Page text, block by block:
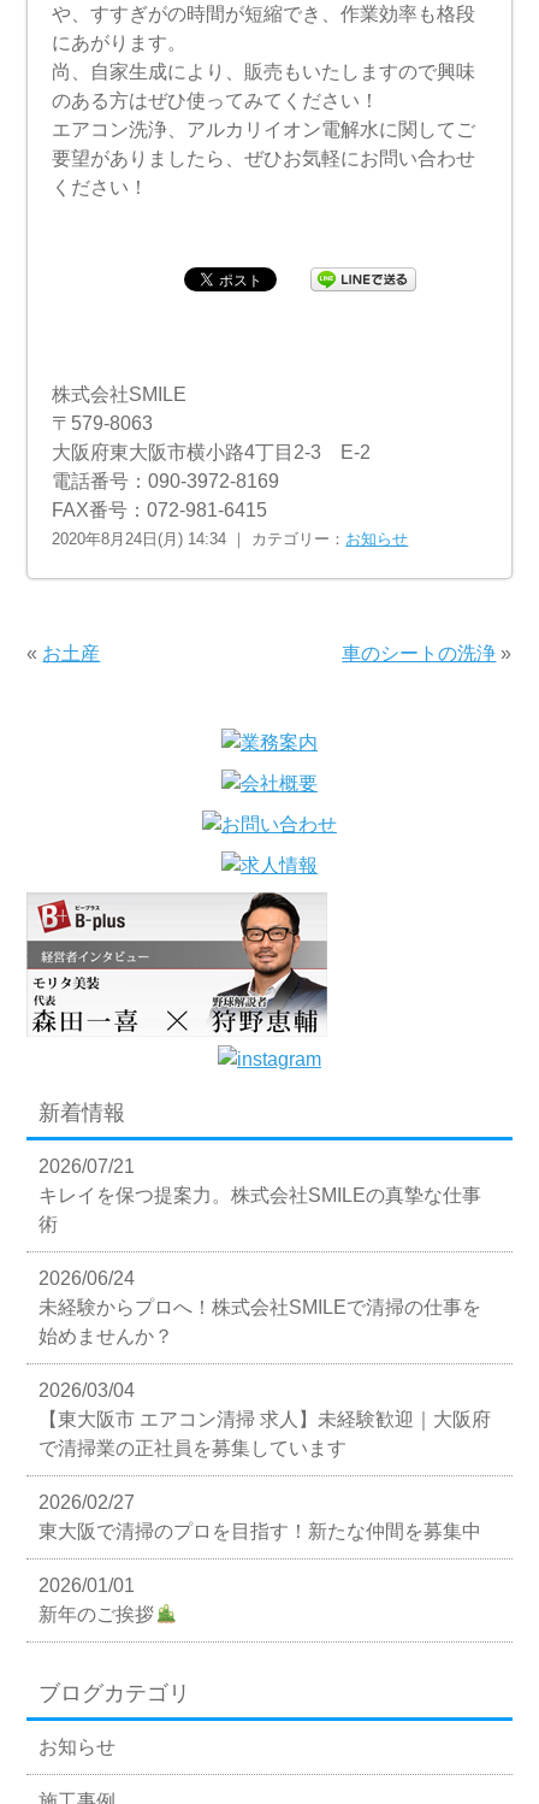
や、すすぎがの時間が短縮でき、作業効率も格段
にあがります。
尚、自家生成により、販売もいたしますので興味
のある方はぜひ使ってみてください！
エアコン洗浄、アルカリイオン電解水に関してご
要望がありましたら、ぜひお気軽にお問い合わせ
ください！
株式会社SMILE
〒579-8063
大阪府東大阪市横小路4丁目2-3 E-2
電話番号：090-3972-8169
FAX番号：072-981-6415
2020年8月24日(月) 14:34 ｜ カテゴリー： お知らせ
« お土産 車のシートの洗浄 »
新着情報
2026/07/21
キレイを保つ提案力。株式会社SMILEの真摯な仕事
術
2026/06/24
未経験からプロへ！株式会社SMILEで清掃の仕事を
始めませんか？
2026/03/04
【東大阪市 エアコン清掃 求人】未経験歓迎｜大阪府
で清掃業の正社員を募集しています
2026/02/27
東大阪で清掃のプロを目指す！新たな仲間を募集中
2026/01/01
新年のご挨拶
ブログカテゴリ
お知らせ